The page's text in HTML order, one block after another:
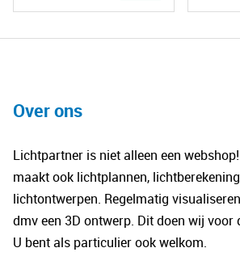
Over ons
Lichtpartner is niet alleen een
maakt ook lichtplannen,
lichtontwerpen. Regelmatig
dmv een 3D ontwerp. Dit doen wij voor
U bent als particulier ook welkom.